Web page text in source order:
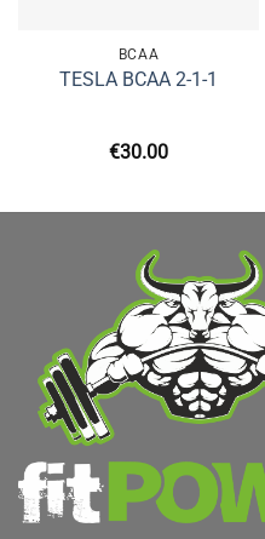
BCAA
TESLA BCAA 2-1-1
€30.00